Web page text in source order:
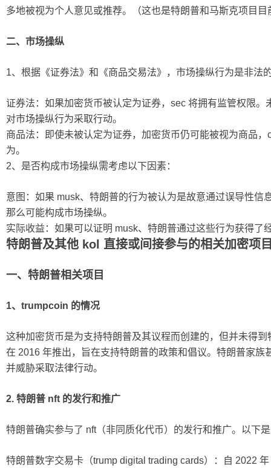
多地被视为个人意见或推荐。（这也是特朗普和马斯克项目
二、市场操纵
1、根据《证券法》和《商品交易法》，市场操纵行为是非法
证券法：如果加密货币被认定为证券，sec 将拥有监管权限
对市场操纵行为采取行动。
商品法：即使未被认定为证券，加密货币仍可能被视为商品
为。
2、是否构成市场操纵需考虑以下因素：
意图：如果 musk、特朗普的行为被认为是故意通过误导性信
那么可能构成市场操纵。
实际收益：如果可以证明 musk、特朗普通过这些行为获得了
特朗普及其他 kol 直接或间接参与的相关加密项
一、特朗普相关项目
1、trumpcoin 的情况
这种加密货币是为支持特朗普及其议程而创建的，但并未得
在 2016 年推出，旨在支持特朗普的政策和倡议。特朗普家族
并威胁采取法律行动。
2. 特朗普 nft 的发行和推广
特朗普确实参与了 nft（非同质化代币）的发行和推广。以下
特朗普数字交易卡（trump digital trading cards）：自 2022